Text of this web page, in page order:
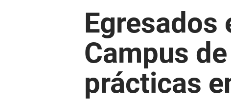
Egresados
Campus
prácticas